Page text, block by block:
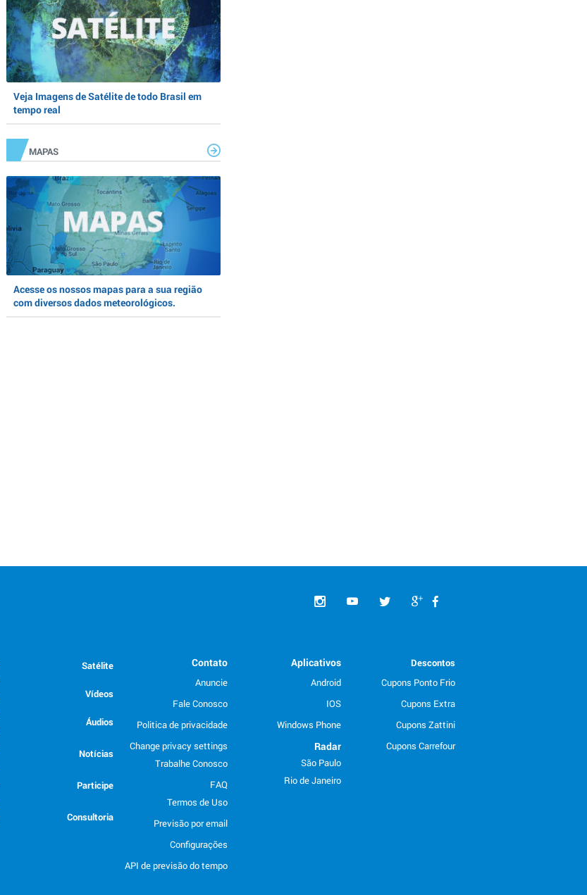
Veja Imagens de Satélite de todo Brasil em
tempo real
MAPAS
Acesse os nossos mapas para a sua região
com diversos dados meteorológicos.
Descontos
Cupons Ponto Frio
Cupons Extra
Cupons Zattini
Cupons Carrefour
Aplicativos
Android
IOS
Windows Phone
Radar
São Paulo
Rio de Janeiro
Contato
Anuncie
Fale Conosco
Politica de privacidade
Change privacy settings
Trabalhe Conosco
FAQ
Termos de Uso
Previsão por email
Configurações
API de previsão do tempo
Satélite
Vídeos
Áudios
Notícias
Participe
Consultoria